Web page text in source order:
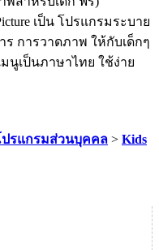
เป็น โปรแกรมระบาย
การวาดภาพ ให้กับเด็กๆ
นูเป็นภาษาไทย ใช้ง่าย
ปรแกรมส่วนบุคคล > Kids